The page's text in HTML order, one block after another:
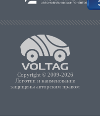
Copyright © 2009-2026
Логотип и наименование
защищены авторским правом